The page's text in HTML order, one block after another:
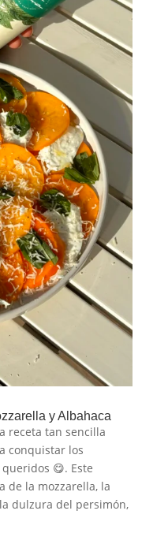
y Albahaca
receta tan sencilla
conquistar los
😋. Este
de la mozzarella, la
dulzura del persimón,